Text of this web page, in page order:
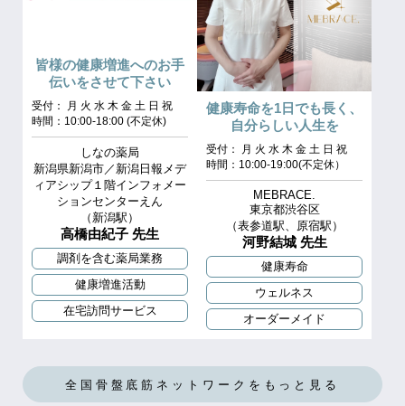
皆様の健康増進へのお手
伝いをさせて下さい
受付： 月 火 水 木 金 土 日 祝
時間：10:00‐18:00 (不定休)
しなの薬局
新潟県新潟市／新潟日報メデ
ィアシップ１階インフォメー
ションセンターえん
（新潟駅）
高橋由紀子 先生
調剤を含む薬局業務
健康増進活動
在宅訪問サービス
健康寿命を1日でも長く、
自分らしい人生を
受付： 月 火 水 木 金 土 日 祝
時間：10:00-19:00(不定休）
MEBRACE.
東京都渋谷区
（表参道駅、原宿駅）
河野結城 先生
健康寿命
ウェルネス
オーダーメイド
全国骨盤底筋ネットワークをもっと見る